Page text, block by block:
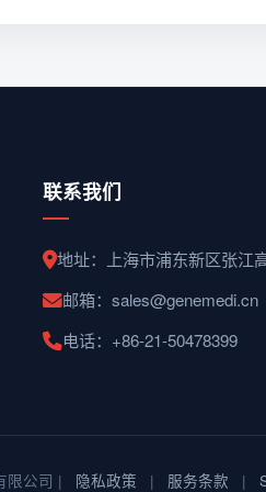
联系我们
地址：上海市浦东新区张江
邮箱：sales@genemedi.cn
电话：+86-21-50478399
限公司 | 隐私政策 | 服务条款 |